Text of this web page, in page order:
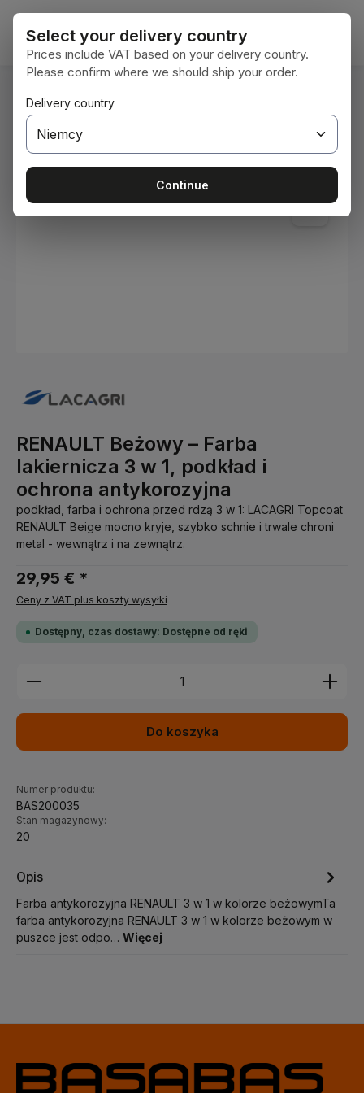
Przejdź do głównej zawartości
Jesteś tutaj: Home
Farby i lakiery
Pomiń galerię zdjęć
RENAULT Beżowy – Farba
lakiernicza 3 w 1, podkład i
ochrona antykorozyjna
podkład, farba i ochrona przed rdzą 3 w 1: LACAGRI Topcoat
RENAULT Beige mocno kryje, szybko schnie i trwale chroni
metal - wewnątrz i na zewnątrz.
29,95 € *
Ceny z VAT plus koszty wysyłki
Dostępny, czas dostawy: Dostępne od ręki
Ilość produktu: Wprowadź żądaną ilość lub użyj
Do koszyka
Numer produktu:
BAS200035
Stan magazynowy:
20
Opis
Farba antykorozyjna RENAULT 3 w 1 w kolorze beżowymTa
farba antykorozyjna RENAULT 3 w 1 w kolorze beżowym w
puszce jest odpo… Więcej
Select your delivery country
Prices include VAT based on your delivery country.
Please confirm where we should ship your order.
Delivery country
Continue